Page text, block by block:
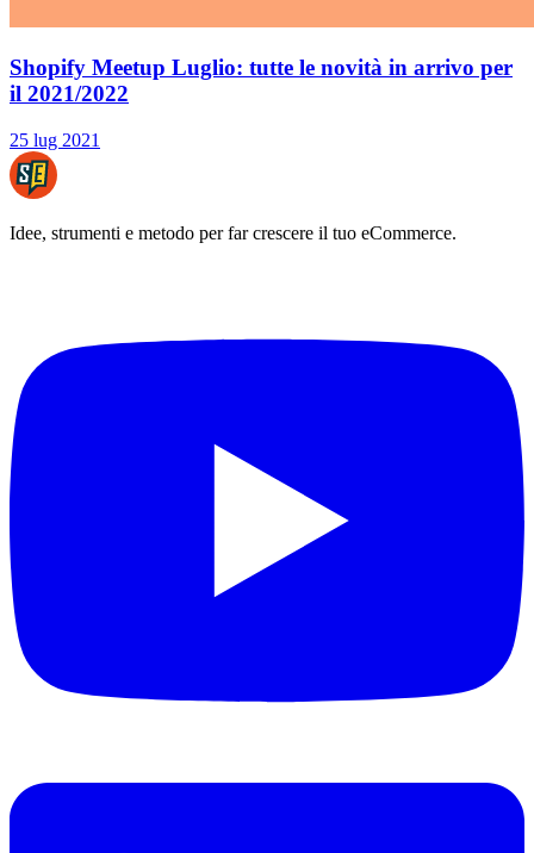
Shopify Meetup Luglio: tutte le novità in arrivo per
il 2021/2022
25 lug 2021
Idee, strumenti e metodo per far crescere il tuo eCommerce.